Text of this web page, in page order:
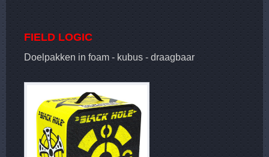
FIELD LOGIC
Doelpakken in foam - kubus - draagbaar